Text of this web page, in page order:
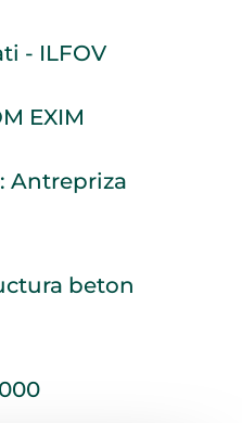
- ILFOV
EXIM
Antrepriza
beton